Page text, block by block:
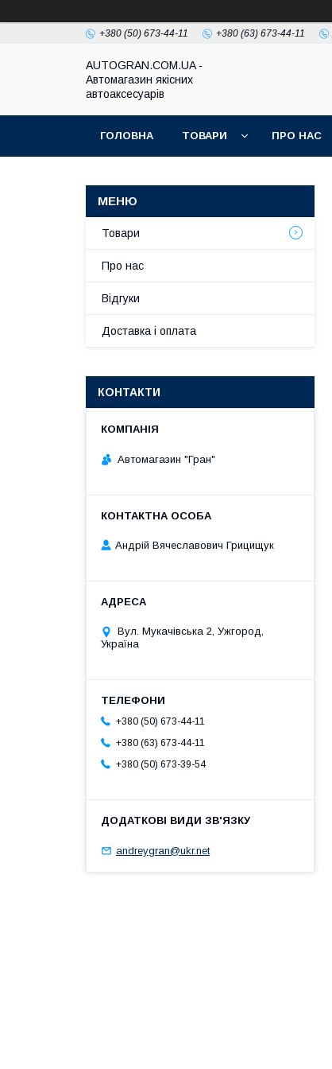
+380 (50) 673-44-11 +380 (63) 673-44-11
AUTOGRAN.COM.UA -
Автомагазин якісних
автоаксесуарів
ГОЛОВНА ТОВАРИ ПРО НАС
Товари
Про нас
Відгуки
Доставка і оплата
КОНТАКТИ
Автомагазин "Гран"
Андрій Вячеславович Грицищук
Вул. Мукачівська 2, Ужгород,
Україна
+380 (50) 673-44-11
+380 (63) 673-44-11
+380 (50) 673-39-54
andreygran@ukr.net